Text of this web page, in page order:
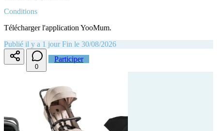
Conditions
Télécharger l'application YooMum.
Publié il y a 1 jour Fin le 30/08/2026
0
Participer